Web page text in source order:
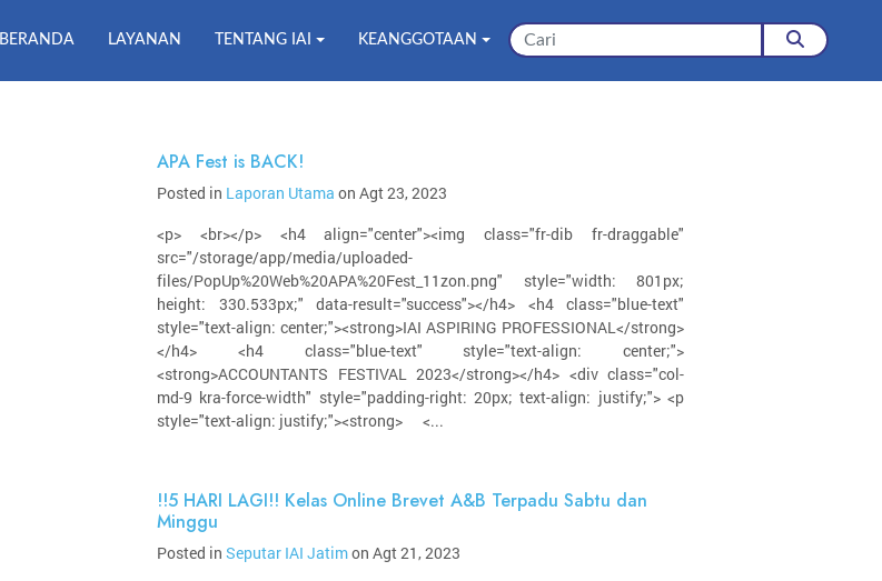
BERANDA LAYANAN TENTANG IAI KEANGGOTAAN
APA Fest is BACK!
Posted in Laporan Utama on Agt 23, 2023
<p> <br></p> <h4 align="center"><img class="fr-dib fr-draggable"
src="/storage/app/media/uploaded-
files/PopUp%20Web%20APA%20Fest_11zon.png" style="width: 801px;
height: 330.533px;" data-result="success"></h4> <h4 class="blue-text"
style="text-align: center;"><strong>IAI ASPIRING PROFESSIONAL</strong>
</h4> <h4 class="blue-text" style="text-align: center;">
<strong>ACCOUNTANTS FESTIVAL 2023</strong></h4> <div class="col-
md-9 kra-force-width" style="padding-right: 20px; text-align: justify;"> <p
style="text-align: justify;"><strong> <...
!!5 HARI LAGI!! Kelas Online Brevet A&B Terpadu Sabtu dan
Minggu
Posted in Seputar IAI Jatimon Agt 21, 2023